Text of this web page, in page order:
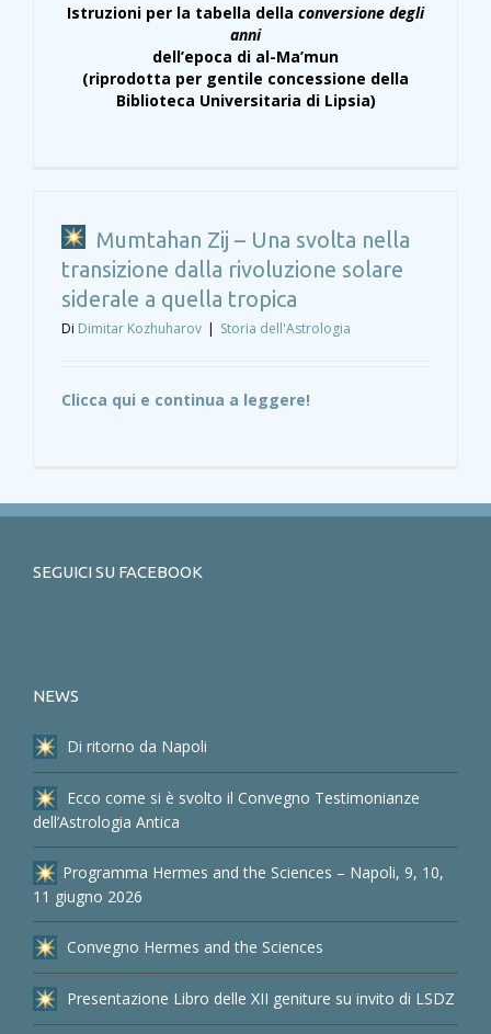
Istruzioni per la tabella della conversione degli
anni
dell’epoca di al-Ma’mun
(riprodotta per gentile concessione della
Biblioteca Universitaria di Lipsia)
Mumtahan Zij – Una svolta nella
transizione dalla rivoluzione solare
siderale a quella tropica
Di Dimitar Kozhuharov | Storia dell'Astrologia
Clicca qui e continua a leggere!
SEGUICI SU FACEBOOK
NEWS
Di ritorno da Napoli
Ecco come si è svolto il Convegno Testimonianze
dell’Astrologia Antica
Programma Hermes and the Sciences – Napoli, 9, 10,
11 giugno 2026
Convegno Hermes and the Sciences
Presentazione Libro delle XII geniture su invito di LSDZ